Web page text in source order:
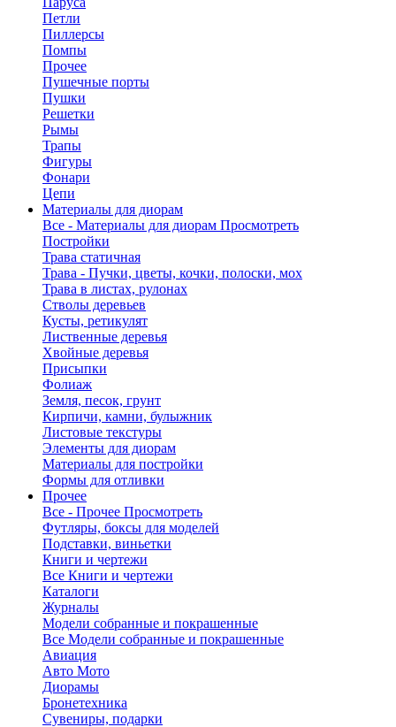
Петли
Пиллерсы
Помпы
Прочее
Пушечные порты
Пушки
Решетки
Рымы
Трапы
Фигуры
Фонари
Цепи
Материалы для диорам
Все - Материалы для диорам Просмотреть
Постройки
Трава статичная
Трава - Пучки, цветы, кочки, полоски, мох
Трава в листах, рулонах
Стволы деревьев
Кусты, ретикулят
Лиственные деревья
Хвойные деревья
Присыпки
Фолиаж
Земля, песок, грунт
Кирпичи, камни, булыжник
Листовые текстуры
Элементы для диорам
Материалы для постройки
Формы для отливки
Прочее
Все - Прочее Просмотреть
Футляры, боксы для моделей
Подставки, виньетки
Книги и чертежи
Все Книги и чертежи
Каталоги
Журналы
Модели собранные и покрашенные
Все Модели собранные и покрашенные
Авиация
Авто Мото
Диорамы
Бронетехника
Сувениры, подарки